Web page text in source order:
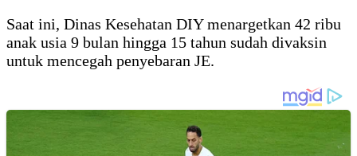
Saat ini, Dinas Kesehatan DIY menargetkan 42 ribu
anak usia 9 bulan hingga 15 tahun sudah divaksin
untuk mencegah penyebaran JE.